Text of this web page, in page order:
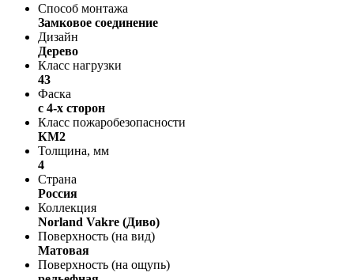
Способ монтажа
Замковое соединение
Дизайн
Дерево
Класс нагрузки
43
Фаска
с 4-х сторон
Класс пожаробезопасности
КМ2
Толщина, мм
4
Страна
Россия
Коллекция
Norland Vakre (Диво)
Поверхность (на вид)
Матовая
Поверхность (на ощупь)